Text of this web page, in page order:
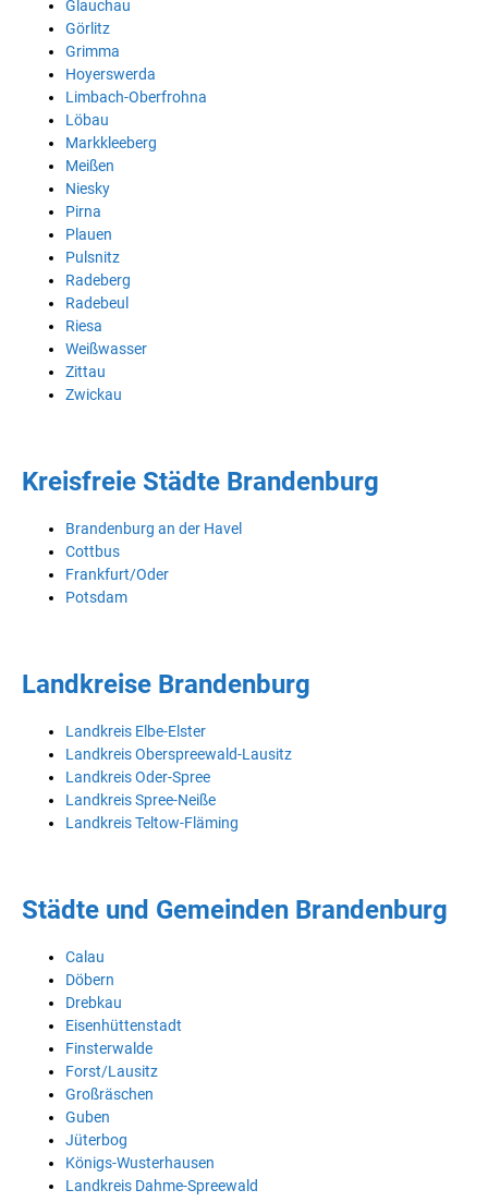
Glauchau
Görlitz
Grimma
Hoyerswerda
Limbach-Oberfrohna
Löbau
Markkleeberg
Meißen
Niesky
Pirna
Plauen
Pulsnitz
Radeberg
Radebeul
Riesa
Weißwasser
Zittau
Zwickau
Kreisfreie Städte Brandenburg
Brandenburg an der Havel
Cottbus
Frankfurt/Oder
Potsdam
Landkreise Brandenburg
Landkreis Elbe-Elster
Landkreis Oberspreewald-Lausitz
Landkreis Oder-Spree
Landkreis Spree-Neiße
Landkreis Teltow-Fläming
Städte und Gemeinden Brandenburg
Calau
Döbern
Drebkau
Eisenhüttenstadt
Finsterwalde
Forst/Lausitz
Großräschen
Guben
Jüterbog
Königs-Wusterhausen
Landkreis Dahme-Spreewald